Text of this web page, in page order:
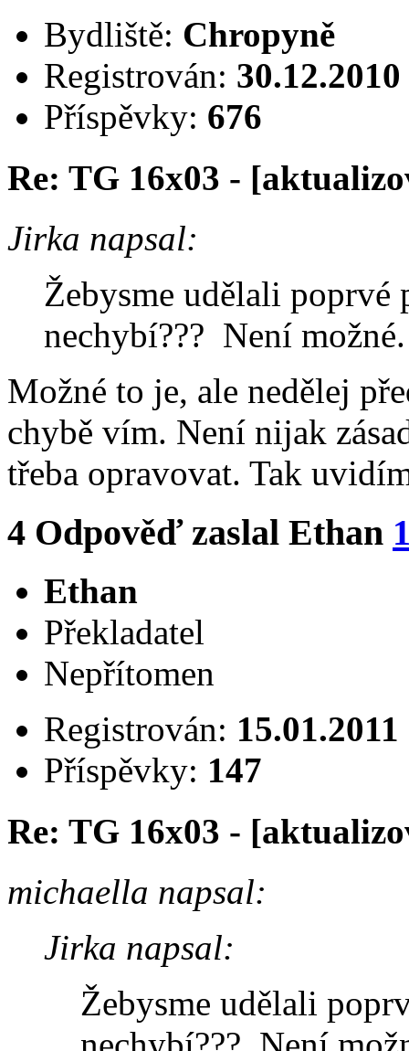
Bydliště: Chropyně
Registrován: 30.12.2010
Příspěvky: 676
Re: TG 16x03 -
Jirka napsal:
Žebysme udělali
nechybí??? Není možné.
Možné to je, ale nedělej
chybě vím. Není nijak
třeba opravovat. Tak
4 Odpověď zaslal Ethan
Ethan
Překladatel
Nepřítomen
Registrován: 15.01.2011
Příspěvky: 147
Re: TG 16x03 -
michaella napsal:
Jirka napsal:
Žebysme udělali